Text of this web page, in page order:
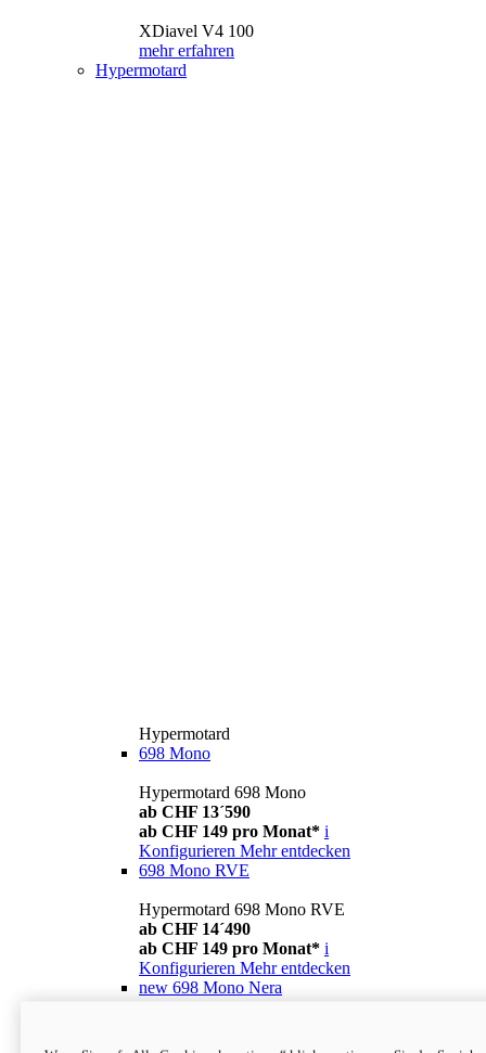
XDiavel V4 100
mehr erfahren
Hypermotard
Hypermotard
698 Mono
Hypermotard 698 Mono
ab CHF 13´590
ab CHF 149 pro Monat* i
Konfigurieren Mehr entdecken
698 Mono RVE
Hypermotard 698 Mono RVE
ab CHF 14´490
ab CHF 149 pro Monat* i
Konfigurieren Mehr entdecken
new 698 Mono Nera
ab CHF 13´990